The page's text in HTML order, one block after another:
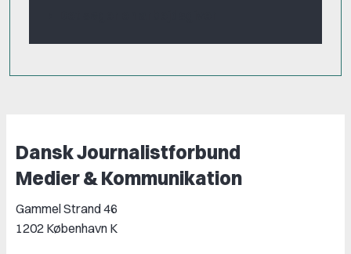
Dansk Journalistforbund
Medier & Kommunikation
Gammel Strand 46
1202 København K